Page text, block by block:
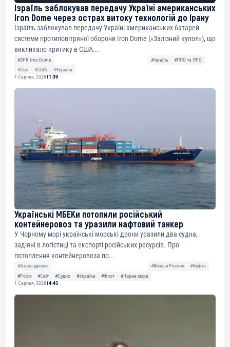
Ізраїль заблокував передачу Україні американських
Iron Dome через острах витоку технологій до Ірану
Ізраїль заблокував передачу Україні американських батарей
системи протиповітряної оборони Iron Dome («Залізний купол»), що
викликало критику в США....
#ЗРК Iron Dome #Ізраїль
#ППО та ПРО
#Світ
#США
#Україна
1 Серпня, 202611:39
Українські МБЕКи потопили російський
контейнеровоз та уразили нафтовий танкер
У Чорному морі українські морські дрони уразили два судна,
задіяні в логістиці та експорті російських ресурсів. Про
потоплення контейнеровоза по...
#Атака дронів #Війна з Росією
#Нафта
#Росія
#Світ #Судно #Україна #Флот
#Чорне море
1 Серпня, 202614:43